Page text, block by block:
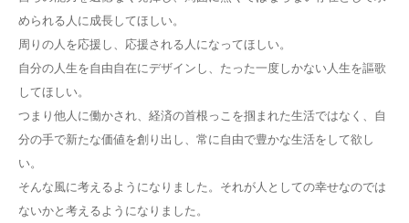
められる人に成長してほしい。
周りの人を応援し、応援される人になってほしい。
自分の人生を自由自在にデザインし、たった一度しかない人生を謳歌
してほしい。
つまり他人に働かされ、経済の首根っこを掴まれた生活ではなく、自
分の手で新たな価値を創り出し、常に自由で豊かな生活をして欲し
い。
そんな風に考えるようになりました。それが人としての幸せなのでは
ないかと考えるようになりました。